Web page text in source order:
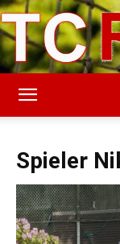
Spieler